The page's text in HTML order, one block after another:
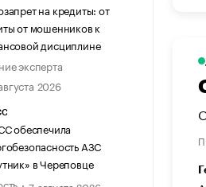
на кредиты: от
от мошенников к
дисциплине
эксперта
2026
обеспечила
АЗС
в Череповце